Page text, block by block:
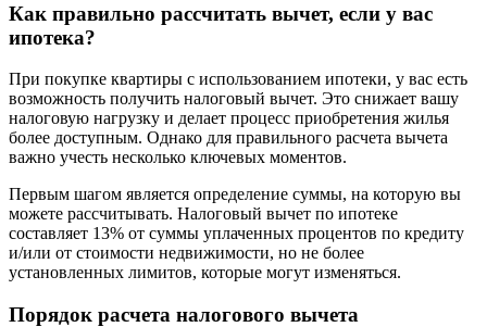
Как правильно рассчитать вычет, если у вас
ипотека?
При покупке квартиры с использованием ипотеки, у вас есть
возможность получить налоговый вычет. Это снижает вашу
налоговую нагрузку и делает процесс приобретения жилья
более доступным. Однако для правильного расчета вычета
важно учесть несколько ключевых моментов.
Первым шагом является определение суммы, на которую вы
можете рассчитывать. Налоговый вычет по ипотеке
составляет 13% от суммы уплаченных процентов по кредиту
и/или от стоимости недвижимости, но не более
установленных лимитов, которые могут изменяться.
Порядок расчета налогового вычета